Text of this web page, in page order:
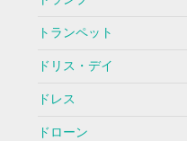
トランペット
ドリス・デイ
ドレス
ドローン